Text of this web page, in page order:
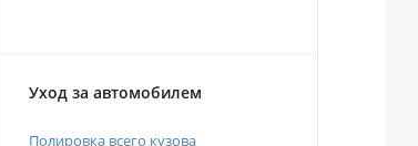
Уход за автомобилем
Полировка всего кузова